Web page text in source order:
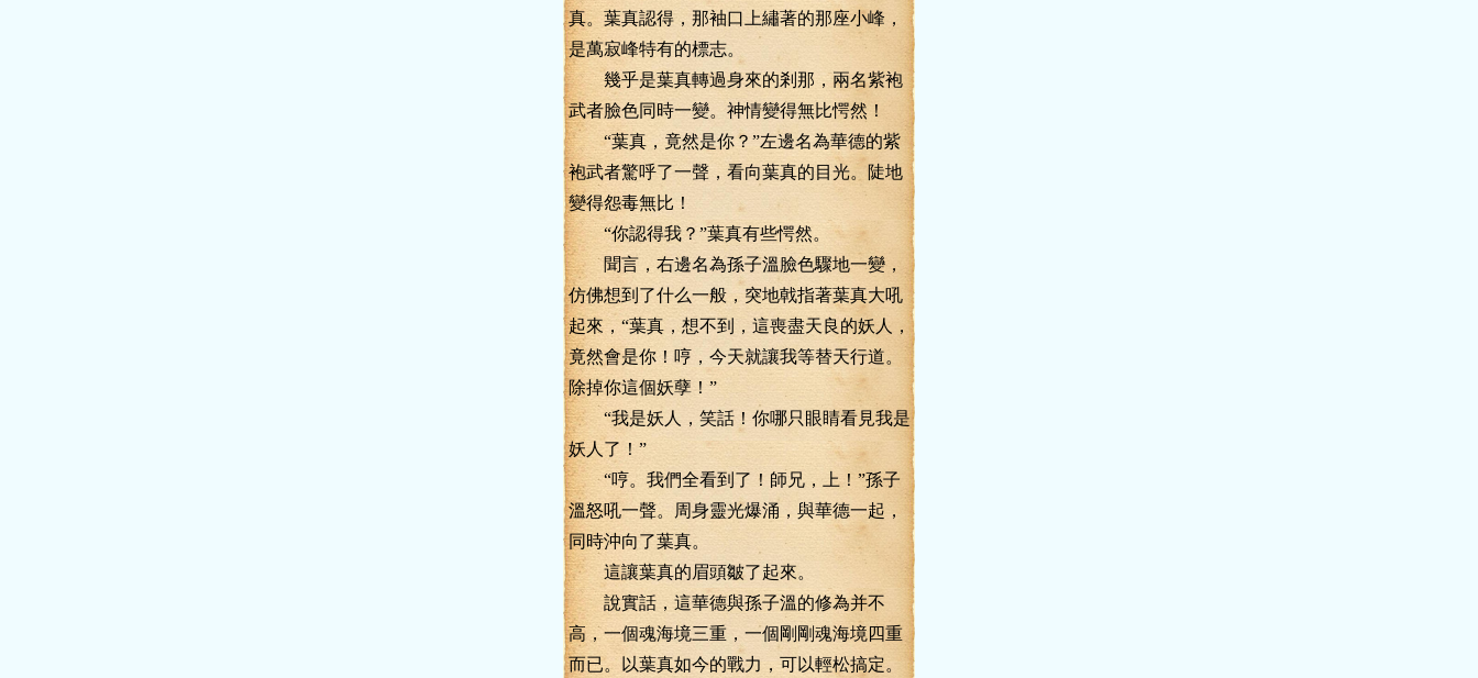
真。葉真認得，那袖口上繡著的那座小峰，
是萬寂峰特有的標志。
幾乎是葉真轉過身來的剎那，兩名紫袍
武者臉色同時一變。神情變得無比愕然！
“葉真，竟然是你？”左邊名為華德的紫
袍武者驚呼了一聲，看向葉真的目光。陡地
變得怨毒無比！
“你認得我？”葉真有些愕然。
聞言，右邊名為孫子溫臉色驟地一變，
仿佛想到了什么一般，突地戟指著葉真大吼
起來，“葉真，想不到，這喪盡天良的妖人，
竟然會是你！哼，今天就讓我等替天行道。
除掉你這個妖孽！”
“我是妖人，笑話！你哪只眼睛看見我是
妖人了！”
“哼。我們全看到了！師兄，上！”孫子
溫怒吼一聲。周身靈光爆涌，與華德一起，
同時沖向了葉真。
這讓葉真的眉頭皺了起來。
說實話，這華德與孫子溫的修為并不
高，一個魂海境三重，一個剛剛魂海境四重
而已。以葉真如今的戰力，可以輕松搞定。